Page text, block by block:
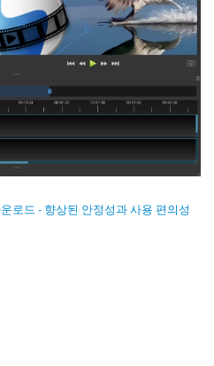
로드 - 향상된 안정성과 사용 편의성